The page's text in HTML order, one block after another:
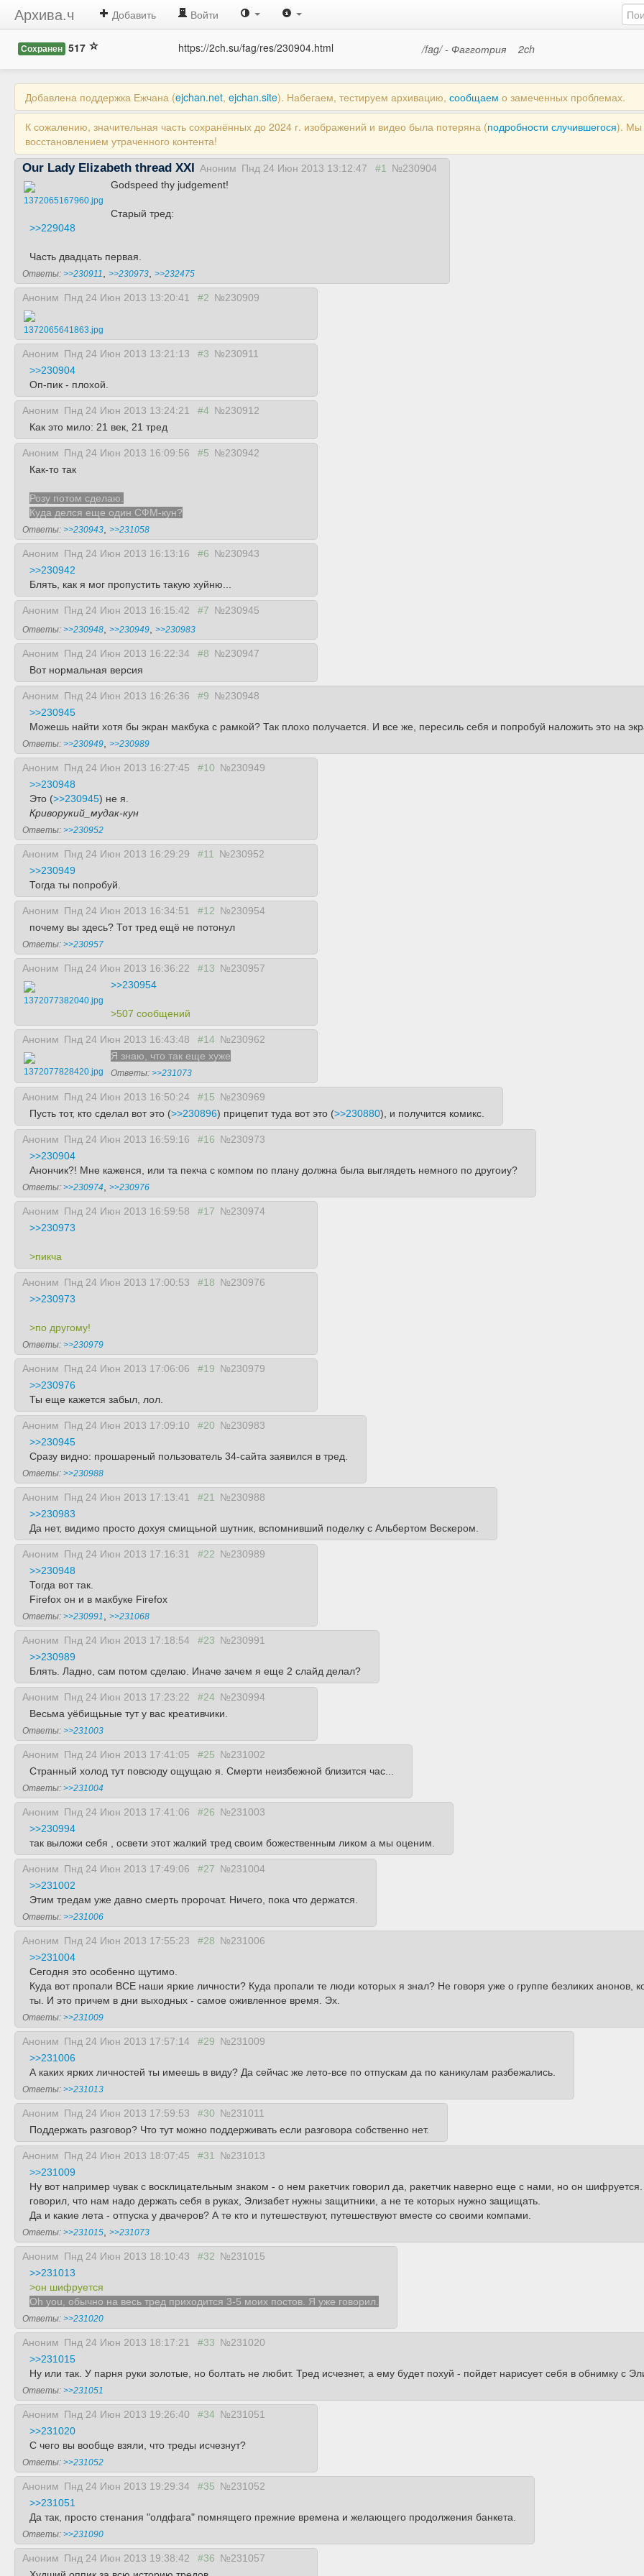
Архива.ч Добавить Войти
Сохранен 517 https://2ch.su/fag/res/230904.html /fag/ - Фагготрия 2ch
Добавлена поддержка Ежчана (ejchan.net, ejchan.site). Набегаем, тестируем архивацию, сообщаем о замеченных проблемах.
К сожалению, значительная часть сохранённых до 2024 г. изображений и видео была потеряна (подробности случившегося). Мы
восстановлением утраченного контента!
Our Lady Elizabeth thread XXI Аноним Пнд 24 Июн 2013 13:12:47 #1 №230904
1372065167960.jpg
Godspeed thy judgement!
Старый тред:
>>229048
Часть двадцать первая.
Ответы: >>230911 >>230973 >>232475
Аноним Пнд 24 Июн 2013 13:20:41 #2 №230909
1372065641863.jpg
Аноним Пнд 24 Июн 2013 13:21:13 #3 №230911
>>230904
Оп-пик - плохой.
Аноним Пнд 24 Июн 2013 13:24:21 #4 №230912
Как это мило: 21 век, 21 тред
Аноним Пнд 24 Июн 2013 16:09:56 #5 №230942
Как-то так
Розу потом сделаю.
Куда делся еще один СФМ-кун?
Ответы: >>230943 >>231058
Аноним Пнд 24 Июн 2013 16:13:16 #6 №230943
>>230942
Блять, как я мог пропустить такую хуйню...
Аноним Пнд 24 Июн 2013 16:15:42 #7 №230945
Ответы: >>230948 >>230949 >>230983
Аноним Пнд 24 Июн 2013 16:22:34 #8 №230947
Вот нормальная версия
Аноним Пнд 24 Июн 2013 16:26:36 #9 №230948
>>230945
Можешь найти хотя бы экран макбука с рамкой? Так плохо получается. И все же, пересиль себя и попробуй наложить это на
Ответы: >>230949 >>230989
Аноним Пнд 24 Июн 2013 16:27:45 #10 №230949
>>230948
Это (>>230945) не я.
Криворукий_мудак-кун
Ответы: >>230952
Аноним Пнд 24 Июн 2013 16:29:29 #11
№230952
>>230949
Тогда ты попробуй.
Аноним Пнд 24 Июн 2013 16:34:51 #12 №230954
почему вы здесь? Тот тред ещё не потонул
Ответы: >>230957
Аноним Пнд 24 Июн 2013 16:36:22 #13 №230957
1372077382040.jpg
>>230954
>507 сообщений
Аноним Пнд 24 Июн 2013 16:43:48 #14 №230962
1372077828420.jpg
Я знаю, что так еще хуже
Ответы: >>231073
Аноним Пнд 24 Июн 2013 16:50:24 #15 №230969
Пусть тот, кто сделал вот это (>>230896) прицепит туда вот это (>>230880), и получится комикс.
Аноним Пнд 24 Июн 2013 16:59:16 #16 №230973
>>230904
Анончик?! Мне каженся, или та пекча с компом по плану должна была выглядеть немного по другоиу?
Ответы: >>230974 >>230976
Аноним Пнд 24 Июн 2013 16:59:58 #17 №230974
>>230973
>пикча
Аноним Пнд 24 Июн 2013 17:00:53 #18 №230976
>>230973
>по другому!
Ответы: >>230979
Аноним Пнд 24 Июн 2013 17:06:06 #19 №230979
>>230976
Ты еще кажется забыл, лол.
Аноним Пнд 24 Июн 2013 17:09:10 #20 №230983
>>230945
Сразу видно: прошареный пользователь 34-сайта заявился в тред.
Ответы: >>230988
Аноним Пнд 24 Июн 2013 17:13:41 #21
№230988
>>230983
Да нет, видимо просто дохуя смищьной шутник, вспомнивший поделку с Альбертом Вескером.
Аноним Пнд 24 Июн 2013 17:16:31 #22 №230989
>>230948
Тогда вот так.
Firefox он и в макбуке Firefox
Ответы: >>230991 >>231068
Аноним Пнд 24 Июн 2013 17:18:54 #23 №230991
>>230989
Блять. Ладно, сам потом сделаю. Иначе зачем я еще 2 слайд делал?
Аноним Пнд 24 Июн 2013 17:23:22 #24 №230994
Весьма уёбищьные тут у вас креативчики.
Ответы: >>231003
Аноним Пнд 24 Июн 2013 17:41:05 #25 №231002
Странный холод тут повсюду ощущаю я. Смерти неизбежной близится час...
Ответы: >>231004
Аноним Пнд 24 Июн 2013 17:41:06 #26 №231003
>>230994
так выложи себя , освети этот жалкий тред своим божественным ликом а мы оценим.
Аноним Пнд 24 Июн 2013 17:49:06 #27 №231004
>>231002
Этим тредам уже давно смерть пророчат. Ничего, пока что держатся.
Ответы: >>231006
Аноним Пнд 24 Июн 2013 17:55:23 #28 №231006
>>231004
Сегодня это особенно щутимо.
Куда вот пропали ВСЕ наши яркие личности? Куда пропали те люди которых я знал? Не говоря уже о группе безликих анонов,
ты. И это причем в дни выходных - самое оживленное время. Эх.
Ответы: >>231009
Аноним Пнд 24 Июн 2013 17:57:14 #29 №231009
>>231006
А каких ярких личностей ты имеешь в виду? Да сейчас же лето-все по отпускам да по каникулам разбежались.
Ответы: >>231013
Аноним Пнд 24 Июн 2013 17:59:53 #30 №231011
Поддержать разговор? Что тут можно поддерживать если разговора собственно нет.
Аноним Пнд 24 Июн 2013 18:07:45 #31
№231013
>>231009
Ну вот например чувак с восклицательным знаком - о нем ракетчик говорил да, ракетчик наверно еще с нами, но он
говорил, что нам надо держать себя в руках, Элизабет нужны защитники, а не те которых нужно защищать.
Да и какие лета - отпуска у двачеров? А те кто и путешествуют, путешествуют вместе со своими компами.
Ответы: >>231015 >>231073
Аноним Пнд 24 Июн 2013 18:10:43 #32 №231015
>>231013
>он шифруется
Oh you, обычно на весь тред приходится 3-5 моих постов. Я уже говорил.
Ответы: >>231020
Аноним Пнд 24 Июн 2013 18:17:21 #33 №231020
>>231015
Ну или так. У парня руки золотые, но болтать не любит. Тред исчезнет, а ему будет похуй - пойдет нарисует себя в обнимку с
Ответы: >>231051
Аноним Пнд 24 Июн 2013 19:26:40 #34 №231051
>>231020
C чего вы вообще взяли, что треды исчезнут?
Ответы: >>231052
Аноним Пнд 24 Июн 2013 19:29:34 #35 №231052
>>231051
Да так, просто стенания "олдфага" помнящего прежние времена и желающего продолжения банкета.
Ответы: >>231090
Аноним Пнд 24 Июн 2013 19:38:42 #36 №231057